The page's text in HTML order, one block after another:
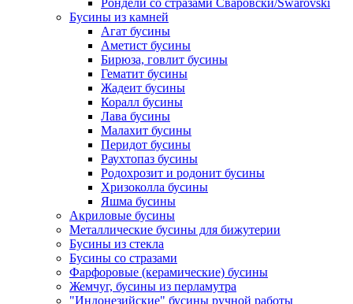
Рондели со стразами Сваровски/Swarovski
Бусины из камней
Агат бусины
Аметист бусины
Бирюза, говлит бусины
Гематит бусины
Жадеит бусины
Коралл бусины
Лава бусины
Малахит бусины
Перидот бусины
Раухтопаз бусины
Родохрозит и родонит бусины
Хризоколла бусины
Яшма бусины
Акриловые бусины
Металлические бусины для бижутерии
Бусины из стекла
Бусины со стразами
Фарфоровые (керамические) бусины
Жемчуг, бусины из перламутра
"Индонезийские" бусины ручной работы